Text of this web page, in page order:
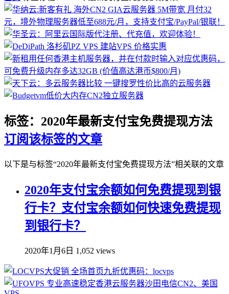
标签：2020年最新支付宝免费提现方法
订阅该标签的文章
以下是与标签“2020年最新支付宝免费提现方法”相关联的文章
2020年支付宝余额如何免费提现到银
行卡？支付宝余额如何快速免费提现
到银行卡？
2020年1月6日 1,052 views